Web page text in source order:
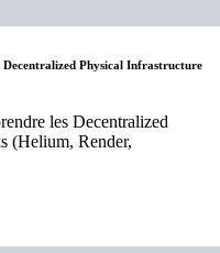
Decentralized Physical Infrastructure
les Decentralized
(Helium, Render,